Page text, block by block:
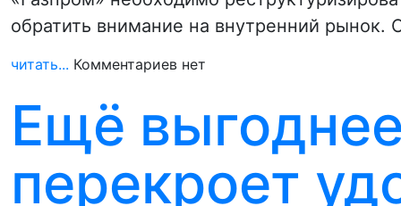
обратить внимание на внутренний
читать... Комментариев нет
Ещё
перекроет